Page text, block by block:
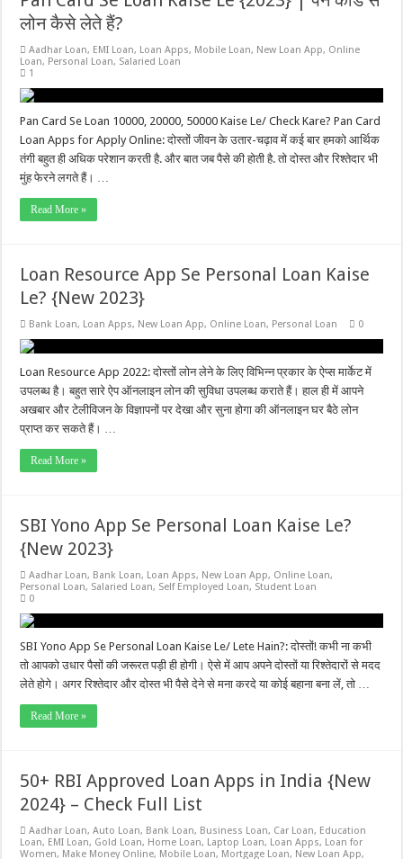
लोन कैसे लेते हैं?
Aadhar Loan, EMI Loan, Loan Apps, Mobile Loan, New Loan App, Online
Loan, Personal Loan, Salaried Loan
1
Pan Card Se Loan 10000, 20000, 50000 Kaise Le/ Check Kare? Pan Card
Loan Apps for Apply Online: दोस्तों जीवन के उतार-चढ़ाव में कई बार हमको आर्थिक
तंगी बहुत ही अधिक परेशान करती है. और बात जब पैसे की होती है. तो दोस्त और रिश्तेदार भी
मुंह फेरने लगते हैं। …
Read More »
Loan Resource App Se Personal Loan Kaise
Le? {New 2023}
Bank Loan, Loan Apps, New Loan App, Online Loan, Personal Loan 0
Loan Resource App 2022: दोस्तों लोन लेने के लिए विभिन्न प्रकार के ऐप्स मार्केट में
उपलब्ध है। बहुत सारे ऐप ऑनलाइन लोन की सुविधा उपलब्ध कराते हैं। हाल ही में आपने
अखबार और टेलीविजन के विज्ञापनों पर देखा और सुना होगा की ऑनलाइन घर बैठे लोन
प्राप्त कर सकते हैं। …
Read More »
SBI Yono App Se Personal Loan Kaise Le?
{New 2023}
Aadhar Loan, Bank Loan, Loan Apps, New Loan App, Online Loan,
Personal Loan, Salaried Loan, Self Employed Loan, Student Loan
0
SBI Yono App Se Personal Loan Kaise Le/ Lete Hain?: दोस्तों! कभी ना कभी
तो आपको उधार पैसों की जरूरत पड़ी ही होगी। ऐसे में आप अपने दोस्तों या रिश्तेदारों से मदद
लेते होगे। अगर रिश्तेदार और दोस्त भी पैसे देने से मना करदे या कोई बहाना बना लें, तो …
Read More »
50+ RBI Approved Loan Apps in India {New
2024} – Check Full List
Aadhar Loan,Auto Loan, Bank Loan, Business Loan, Car Loan, Education
Loan, EMI Loan, Gold Loan, Home Loan, Laptop Loan, Loan Apps, Loan for
Women, Make Money Online, Mobile Loan, Mortgage Loan, New Loan App,